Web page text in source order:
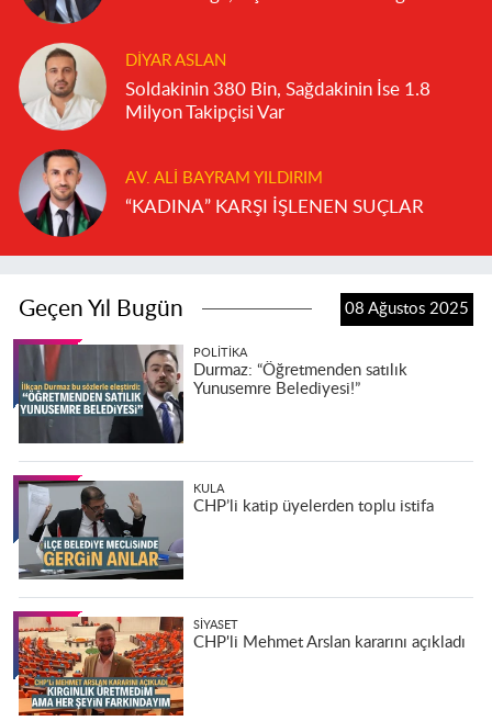
DIYAR ASLAN
Soldakinin 380 Bin, Sağdakinin İse 1.8
Milyon Takipçisi Var
AV. ALI BAYRAM YILDIRIM
“KADINA” KARŞI İŞLENEN SUÇLAR
Geçen Yıl Bugün 08 Ağustos 2025
POLITIKA
Durmaz: “Öğretmenden satılık
Yunusemre Belediyesi!”
KULA
CHP’li katip üyelerden toplu istifa
SIYASET
CHP'li Mehmet Arslan kararını açıkladı